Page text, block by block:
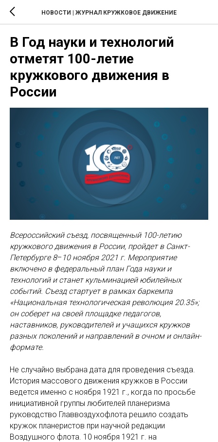
НОВОСТИ | ЖУРНАЛ КРУЖКОВОЕ ДВИЖЕНИЕ
В Год науки и технологий
отметят 100-летие
кружкового движения в
России
Всероссийский съезд, посвященный 100-летию
кружкового движения в России, пройдет в Санкт-
Петербурге 8– 10 ноября 2021 г. Мероприятие
включено в федеральный план Года науки и
технологий и станет кульминацией юбилейных
событий. Съезд стартует в рамках баркемпа
«Национальная технологическая революция 20.35»;
он соберет на своей площадке педагогов,
наставников, руководителей и учащихся кружков
разных поколений и направлений в очном и онлайн-
формате.
Не случайно выбрана дата для проведения съезда.
История массового движения кружков в России
ведется именно с ноября 1921 г., когда по просьбе
инициативной группы любителей планеризма
руководство Главвоздухофлота решило создать
кружок планеристов при научной редакции
Воздушного флота. 10 ноября 1921 г. на